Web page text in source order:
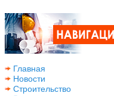
Главная
Новости
Строительство